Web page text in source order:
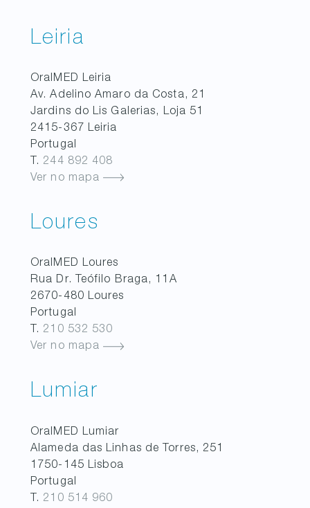
Leiria
OralMED Leiria
Av. Adelino Amaro da Costa, 21
Jardins do Lis Galerias, Loja 51
2415-367 Leiria
Portugal
T. 244 892 408
Ver no mapa
Loures
OralMED Loures
Rua Dr. Teófilo Braga, 11A
2670-480 Loures
Portugal
T. 210 532 530
Ver no mapa
Lumiar
OralMED Lumiar
Alameda das Linhas de Torres, 251
1750-145 Lisboa
Portugal
T. 210 514 960